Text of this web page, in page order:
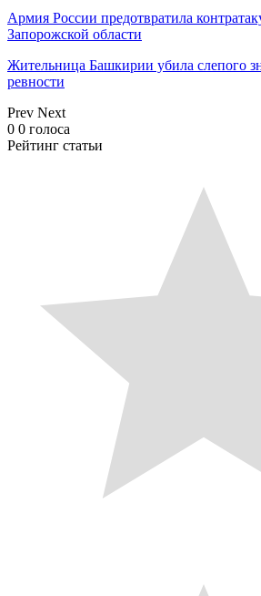
Армия России предотвратила
Запорожской области
Жительница Башкирии убила слепого
ревности
Prev Next
0 0 голоса
Рейтинг статьи